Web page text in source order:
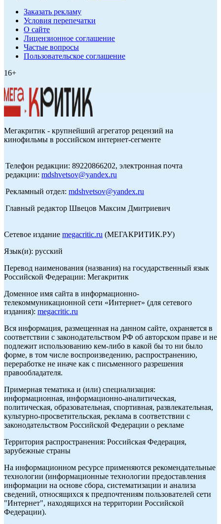
Заказать рекламу
Условия перепечатки
О сайте
Лицензионное соглашение
Частые вопросы
Пользовательское соглашение
16+
Мегакритик - крупнейший агрегатор рецензий на
кинофильмы в российском интернет-сегменте
Телефон редакции: 89220866202, электронная почта
редакции: mdshvetsov@yandex.ru
Рекламный отдел: mdshvetsov@yandex.ru
Главный редактор Швецов Максим Дмитриевич
Сетевое издание megacritic.ru (МЕГАКРИТИК.РУ)
Язык(и): русский
Перевод наименования (названия) на государственный язык
Российской Федерации: Мегакритик
Доменное имя сайта в информационно-
телекоммуникационной сети «Интернет» (для сетевого
издания): megacritic.ru
Вся информация, размещенная на данном сайте, охраняется в
соответствии с законодательством РФ об авторском праве и не
подлежит использованию кем-либо в какой бы то ни было
форме, в том числе воспроизведению, распространению,
переработке не иначе как с письменного разрешения
правообладателя.
Примерная тематика и (или) специализация:
информационная, информационно-аналитическая,
политическая, образовательная, спортивная, развлекательная,
культурно-просветительская, реклама в соответствии с
законодательством Российской Федерации о рекламе
Территория распространения: Российская Федерация,
зарубежные страны
На информационном ресурсе применяются рекомендательные
технологии (информационные технологии предоставления
информации на основе сбора, систематизации и анализа
сведений, относящихся к предпочтениям пользователей сети
"Интернет", находящихся на территории Российской
Федерации).